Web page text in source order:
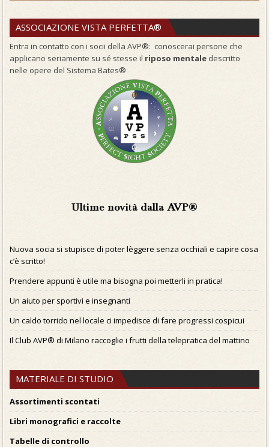
ASSOCIAZIONE VISTA PERFETTA®
Entra in contatto con i socii della AVP®: conoscerai persone che
applicano seriamente su sé stesse il riposo mentale descritto
nelle opere del Sistema Bates®
Ultime novità dalla AVP®
Nuova socia si stupisce di poter lèggere senza occhiali e capire cosa
c’è scritto!
Prendere appunti è utile ma bisogna poi metterli in pratica!
Un aiuto per sportivi e insegnanti
Un caldo torrido nel locale ci impedisce di fare progressi cospicui
Il Club AVP® di Milano raccoglie i frutti della telepratica del mattino
MATERIALE DI STUDIO
Assortimenti scontati
Libri monografici e raccolte
Tabelle di controllo